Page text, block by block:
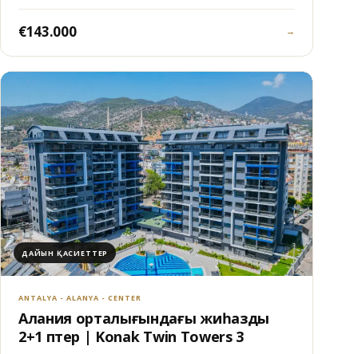
€143.000 →
ДАЙЫН ҚАСИЕТТЕР
ANTALYA - ALANYA - CENTER
Алания орталығындағы жиһазды
2+1 пәтер | Konak Twin Towers 3